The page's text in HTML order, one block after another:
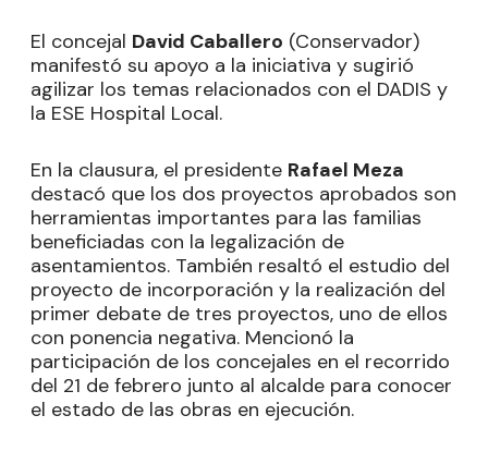
El concejal David Caballero (Conservador)
manifestó su apoyo a la iniciativa y sugirió
agilizar los temas relacionados con el DADIS y
la ESE Hospital Local.
En la clausura, el presidente Rafael Meza
destacó que los dos proyectos aprobados son
herramientas importantes para las familias
beneficiadas con la legalización de
asentamientos. También resaltó el estudio del
proyecto de incorporación y la realización del
primer debate de tres proyectos, uno de ellos
con ponencia negativa. Mencionó la
participación de los concejales en el recorrido
del 21 de febrero junto al alcalde para conocer
el estado de las obras en ejecución.